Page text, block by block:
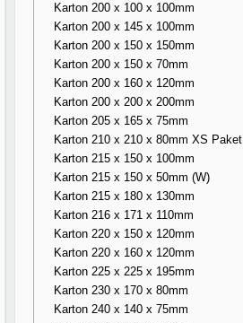
Karton 200 x 100 x 100mm
Karton 200 x 145 x 100mm
Karton 200 x 150 x 150mm
Karton 200 x 150 x 70mm
Karton 200 x 160 x 120mm
Karton 200 x 200 x 200mm
Karton 205 x 165 x 75mm
Karton 210 x 210 x 80mm XS Paket
Karton 215 x 150 x 100mm
Karton 215 x 150 x 50mm (W)
Karton 215 x 180 x 130mm
Karton 216 x 171 x 110mm
Karton 220 x 150 x 120mm
Karton 220 x 160 x 120mm
Karton 225 x 225 x 195mm
Karton 230 x 170 x 80mm
Karton 240 x 140 x 75mm